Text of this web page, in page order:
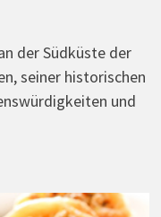
der Südküste der
seiner historischen
und